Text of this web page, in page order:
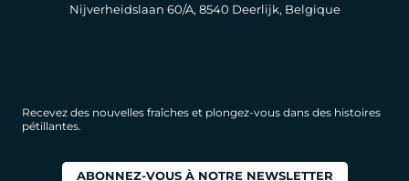
Nijverheidslaan 60/A, 8540 Deerlijk, Belgique
Recevez des nouvelles fraîches et plongez-vous dans des histoires
pétillantes.
ABONNEZ-VOUS À NOTRE NEWSLETTER